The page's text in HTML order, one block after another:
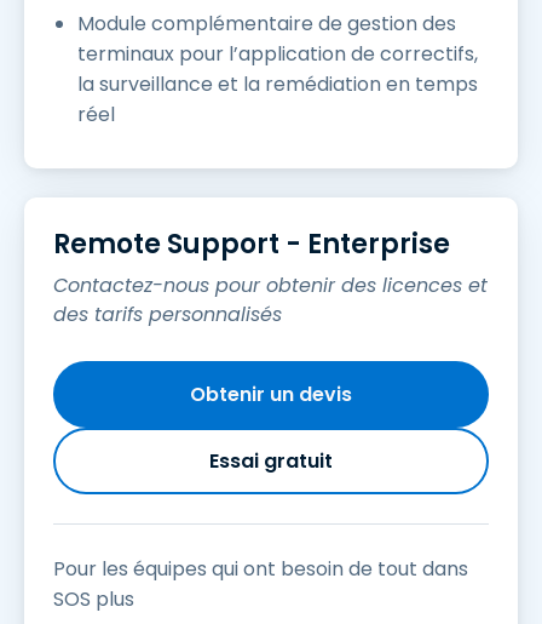
Module complémentaire de gestion des
terminaux pour l’application de correctifs,
la surveillance et la remédiation en temps
réel
Remote Support - Enterprise
Contactez-nous pour obtenir des licences et
des tarifs personnalisés
Obtenir un devis
Essai gratuit
Pour les équipes qui ont besoin de tout dans
SOS plus